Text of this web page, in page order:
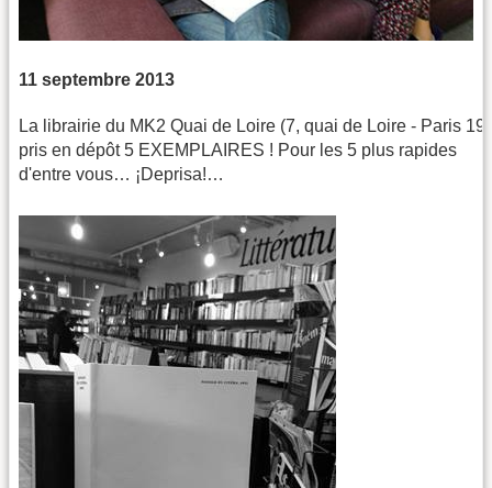
11 septembre 2013
La librairie du MK2 Quai de Loire (7, quai de Loire - Paris
pris en dépôt 5 EXEMPLAIRES ! Pour les 5 plus rapides
d'entre vous… ¡Deprisa!…